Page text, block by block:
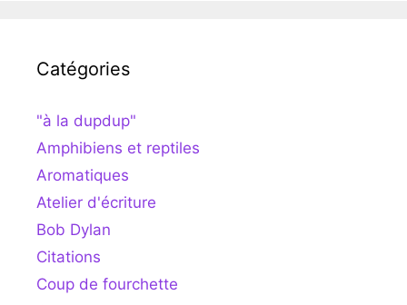
Catégories
"à la dupdup"
Amphibiens et reptiles
Aromatiques
Atelier d'écriture
Bob Dylan
Citations
Coup de fourchette